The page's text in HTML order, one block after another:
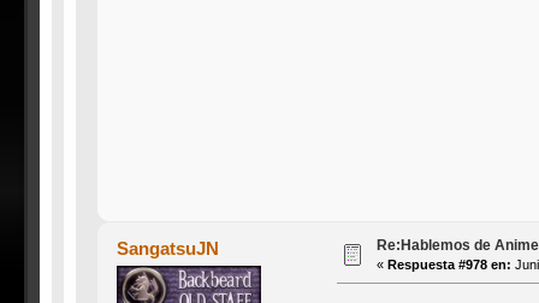
SangatsuJN Re:Hablemos de
« Respuesta #978 en: